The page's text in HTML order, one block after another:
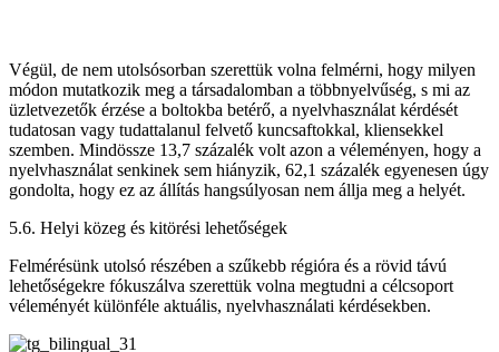
Végül, de nem utolsósorban szerettük volna felmérni, hogy milyen
módon mutatkozik meg a társadalomban a többnyelvűség, s mi az
üzletvezetők érzése a boltokba betérő, a nyelvhasználat kérdését
tudatosan vagy tudattalanul felvető kuncsaftokkal, kliensekkel
szemben. Mindössze 13,7 százalék volt azon a véleményen, hogy a
nyelvhasználat senkinek sem hiányzik, 62,1 százalék egyenesen úgy
gondolta, hogy ez az állítás hangsúlyosan nem állja meg a helyét.
5.6. Helyi közeg és kitörési lehetőségek
Felmérésünk utolsó részében a szűkebb régióra és a rövid távú
lehetőségekre fókuszálva szerettük volna megtudni a célcsoport
véleményét különféle aktuális, nyelvhasználati kérdésekben.